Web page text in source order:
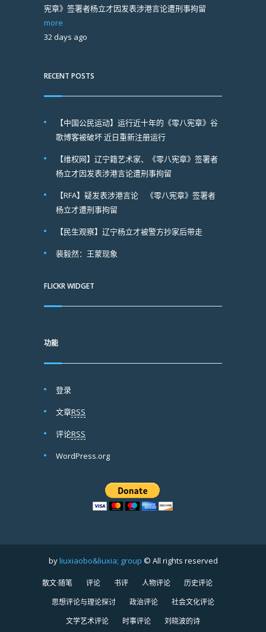
宪章》签署者杨立才因发表涉港言论遭刑事拘留
more
32 days ago
RECENT POSTS
【中国公民运动】运行近十年的《零八宪章》谷
歌博客被破坏 近日重新注册运行
【维权网】辽宁籍艺术家、《零八宪章》签署者
杨立才因发表涉港言论遭刑事拘留
【RFA】疑发表涉港言论 《零八宪章》签署者
杨立才遭刑事拘留
【民生观察】辽宁杨立才被警方抄家后带走
裴毅然：王蒙现象
FLICKR WIDGET
功能
登录
文章RSS
评论RSS
WordPress.org
byliuxiaobo&liuxia; group © All rights reserved
散文·随笔 评论 书评 人物评论
历史评论
思想评论与理论探讨
政治评论
社会文化评论
文学艺术评论
时事评论 刘晓波的诗